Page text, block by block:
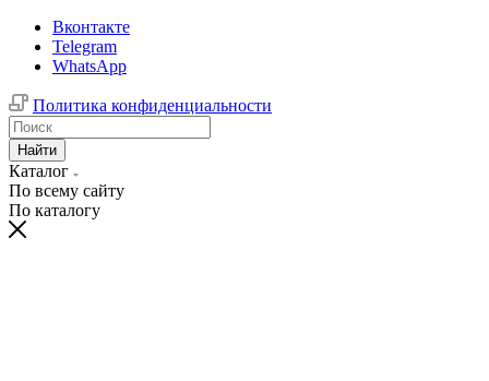
Вконтакте
Telegram
WhatsApp
Политика конфиденциальности
Найти
Каталог
По всему сайту
По каталогу